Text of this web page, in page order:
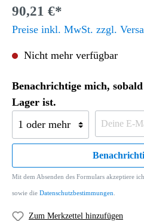
90,21 €*
Preise inkl. MwSt. zzgl.
Nicht mehr verfügbar
Benachrichtige mich,
Lager ist.
Mit dem Absenden des Formulars akzeptiere
sowie die Datenschutzbestimmungen
Zum Merkzettel hinzufügen